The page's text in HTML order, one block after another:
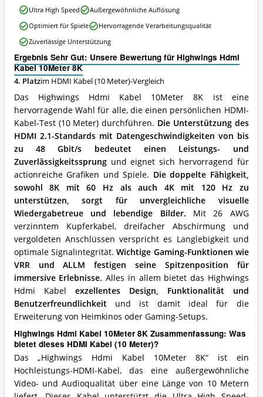
(10
Meter)
erhältlich?
Ergebnis Sehr Gut: Unsere Bewertung für Highwings Hdmi
Kabel 10Meter 8K
4. Platzim HDMI Kabel (10 Meter)-Vergleich
Das Highwings Hdmi Kabel 10Meter 8K ist eine
hervorragende Wahl für alle, die einen persönlichen HDMI-
Kabel-Test (10 Meter) durchführen. Die Unterstützung des
HDMI 2.1-Standards mit Datengeschwindigkeiten von bis
zu 48 Gbit/s bedeutet einen Leistungs- und
Zuverlässigkeitssprungund eignet sich hervorragend für
actionreiche Grafiken und Spiele. Die doppelte Fähigkeit,
sowohl 8K mit 60 Hz als auch 4K mit 120 Hz zu
unterstützen, sorgt für unvergleichliche visuelle
Wiedergabetreue und lebendige Bilder. Mit 26 AWG
verzinntem Kupferkabel, dreifacher Abschirmung und
vergoldeten Anschlüssen verspricht es Langlebigkeit und
optimale Signalintegrität.Wichtige Gaming-Funktionen wie
VRR und ALLM festigen seine Spitzenposition für
immersive Erlebnisse. Alles in allem bietet das Highwings
Hdmi Kabel exzellentes Design, Funktionalität und
Benutzerfreundlichkeitund ist damit ideal für die
Erweiterung von Heimkinos oder Gaming-Setups.
Highwings Hdmi Kabel 10Meter 8K Zusammenfassung: Was
bietet dieses HDMI Kabel (10 Meter)?
Das „Highwings Hdmi Kabel 10Meter 8K“ ist ein
Hochleistungs-HDMI-Kabel, das eine außergewöhnliche
Video- und Audioqualität über eine Länge von 10 Metern
Highwings
Hdmi
Kabel
10Meter
8K
Vorteile:
Was
spricht
für
dieses
HDMI
Kabel
(10
Meter)?
Ultra High Speed
Außergewöhnliche Auflösung
Optimiert für Spiele
Hervorragende Verarbeitungsqualität
Zuverlässige Unterstützung